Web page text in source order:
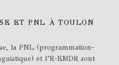
ET PNL À TOULON
la PNL (programmation-
et l’R-EMDR sont